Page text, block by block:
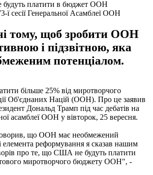
ї сесії Генеральної Асамблеї ООН
тому, щоб зробити ООН
і підзвітною, яка
потенціалом.
більше 25% від миротворчого
Об'єднаних Націй (ООН). Про це заявив
Дональд Трамп під час дебатів на
асамблеї ООН у вівторок, 25 вересня.
що ООН має необмежений
елемента реформування я сказав нашим
про те, що США не будуть платити
миротворчого бюджету ООН", -